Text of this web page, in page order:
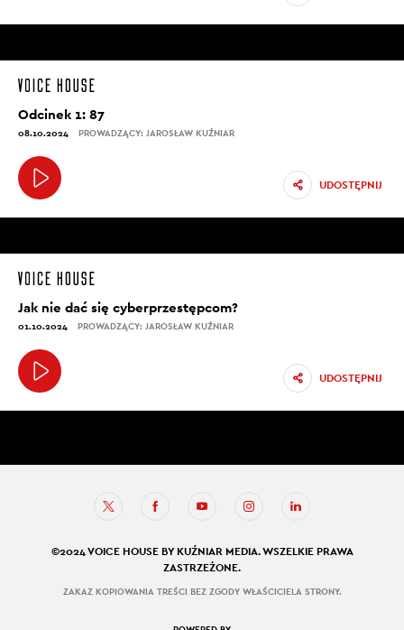
Odcinek 1: 87
08.10.2024 PROWADZĄCY: JAROSŁAW KUŹNIAR
UDOSTĘPNIJ
Jak nie dać się cyberprzestępcom?
01.10.2024 PROWADZĄCY: JAROSŁAW KUŹNIAR
UDOSTĘPNIJ
©2024 VOICE HOUSE BY KUŹNIAR MEDIA. WSZELKIE PRAWA
ZASTRZEŻONE.
ZAKAZ KOPIOWANIA TREŚCI BEZ ZGODY WŁAŚCICIELA STRONY.